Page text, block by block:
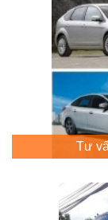
Tư